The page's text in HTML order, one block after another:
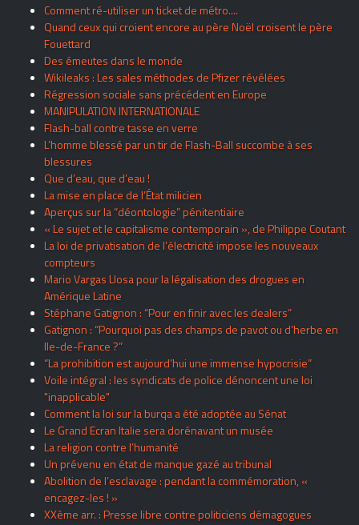
Comment ré-utiliser un ticket de métro....
Quand ceux qui croient encore au père Noël croisent le père
Fouettard
Des émeutes dans le monde
Wikileaks : Les sales méthodes de Pfizer révélées
Régression sociale sans précédent en Europe
MANIPULATION INTERNATIONALE
Flash-ball contre tasse en verre
L’homme blessé par un tir de Flash-Ball succombe à ses
blessures
Que d’eau, que d’eau !
La mise en place de l’État milicien
Aperçus sur la “déontologie” pénitentiaire
« Le sujet et le capitalisme contemporain », de Philippe Coutant
La loi de privatisation de l’électricité impose les nouveaux
compteurs
Mario Vargas Llosa pour la légalisation des drogues en
Amérique Latine
Stéphane Gatignon : “Pour en finir avec les dealers”
Gatignon : “Pourquoi pas des champs de pavot ou d’herbe en
Ile-de-France ?”
“La prohibition est aujourd’hui une immense hypocrisie”
Voile intégral : les syndicats de police dénoncent une loi
"inapplicable"
Comment la loi sur la burqa a été adoptée au Sénat
Le Grand Ecran Italie sera dorénavant un musée
La religion contre l’humanité
Un prévenu en état de manque gazé au tribunal
Abolition de l’esclavage : pendant la commémoration, «
encagez-les ! »
XXème arr. : Presse libre contre politiciens démagogues